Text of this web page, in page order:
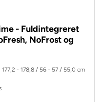
- Fuldintegreret
NoFrost og
- 178,8 / 56 - 57 / 55,0 cm